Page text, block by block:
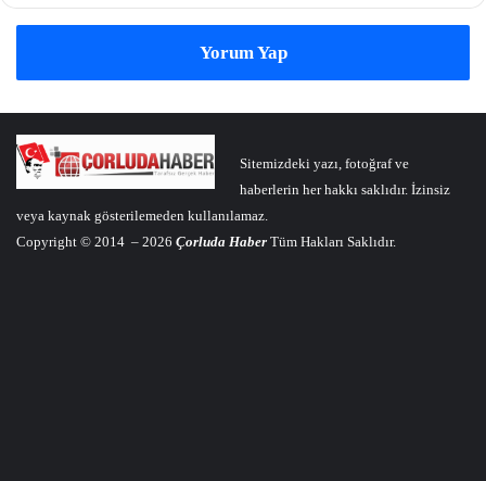
Yorum Yap
Sitemizdeki yazı, fotoğraf ve
haberlerin her hakkı saklıdır. İzinsiz
veya kaynak gösterilemeden kullanılamaz.
Copyright © 2014 – 2026 Çorluda Haber Tüm Hakları Saklıdır.